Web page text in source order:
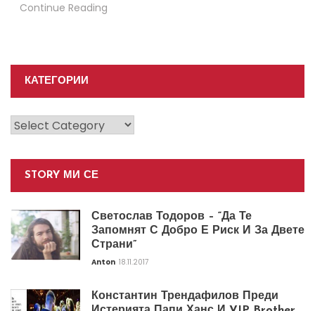
Continue Reading
КАТЕГОРИИ
Категории
STORY МИ СЕ
Светослав Тодоров – “Да Те
Запомнят С Добро Е Риск И За Двете
Страни”
Anton 18.11.2017
Константин Трендафилов Преди